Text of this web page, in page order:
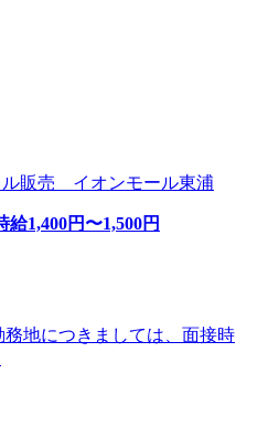
ル販売 イオンモール東浦
給1,400円〜1,500円
地につきましては、面接時